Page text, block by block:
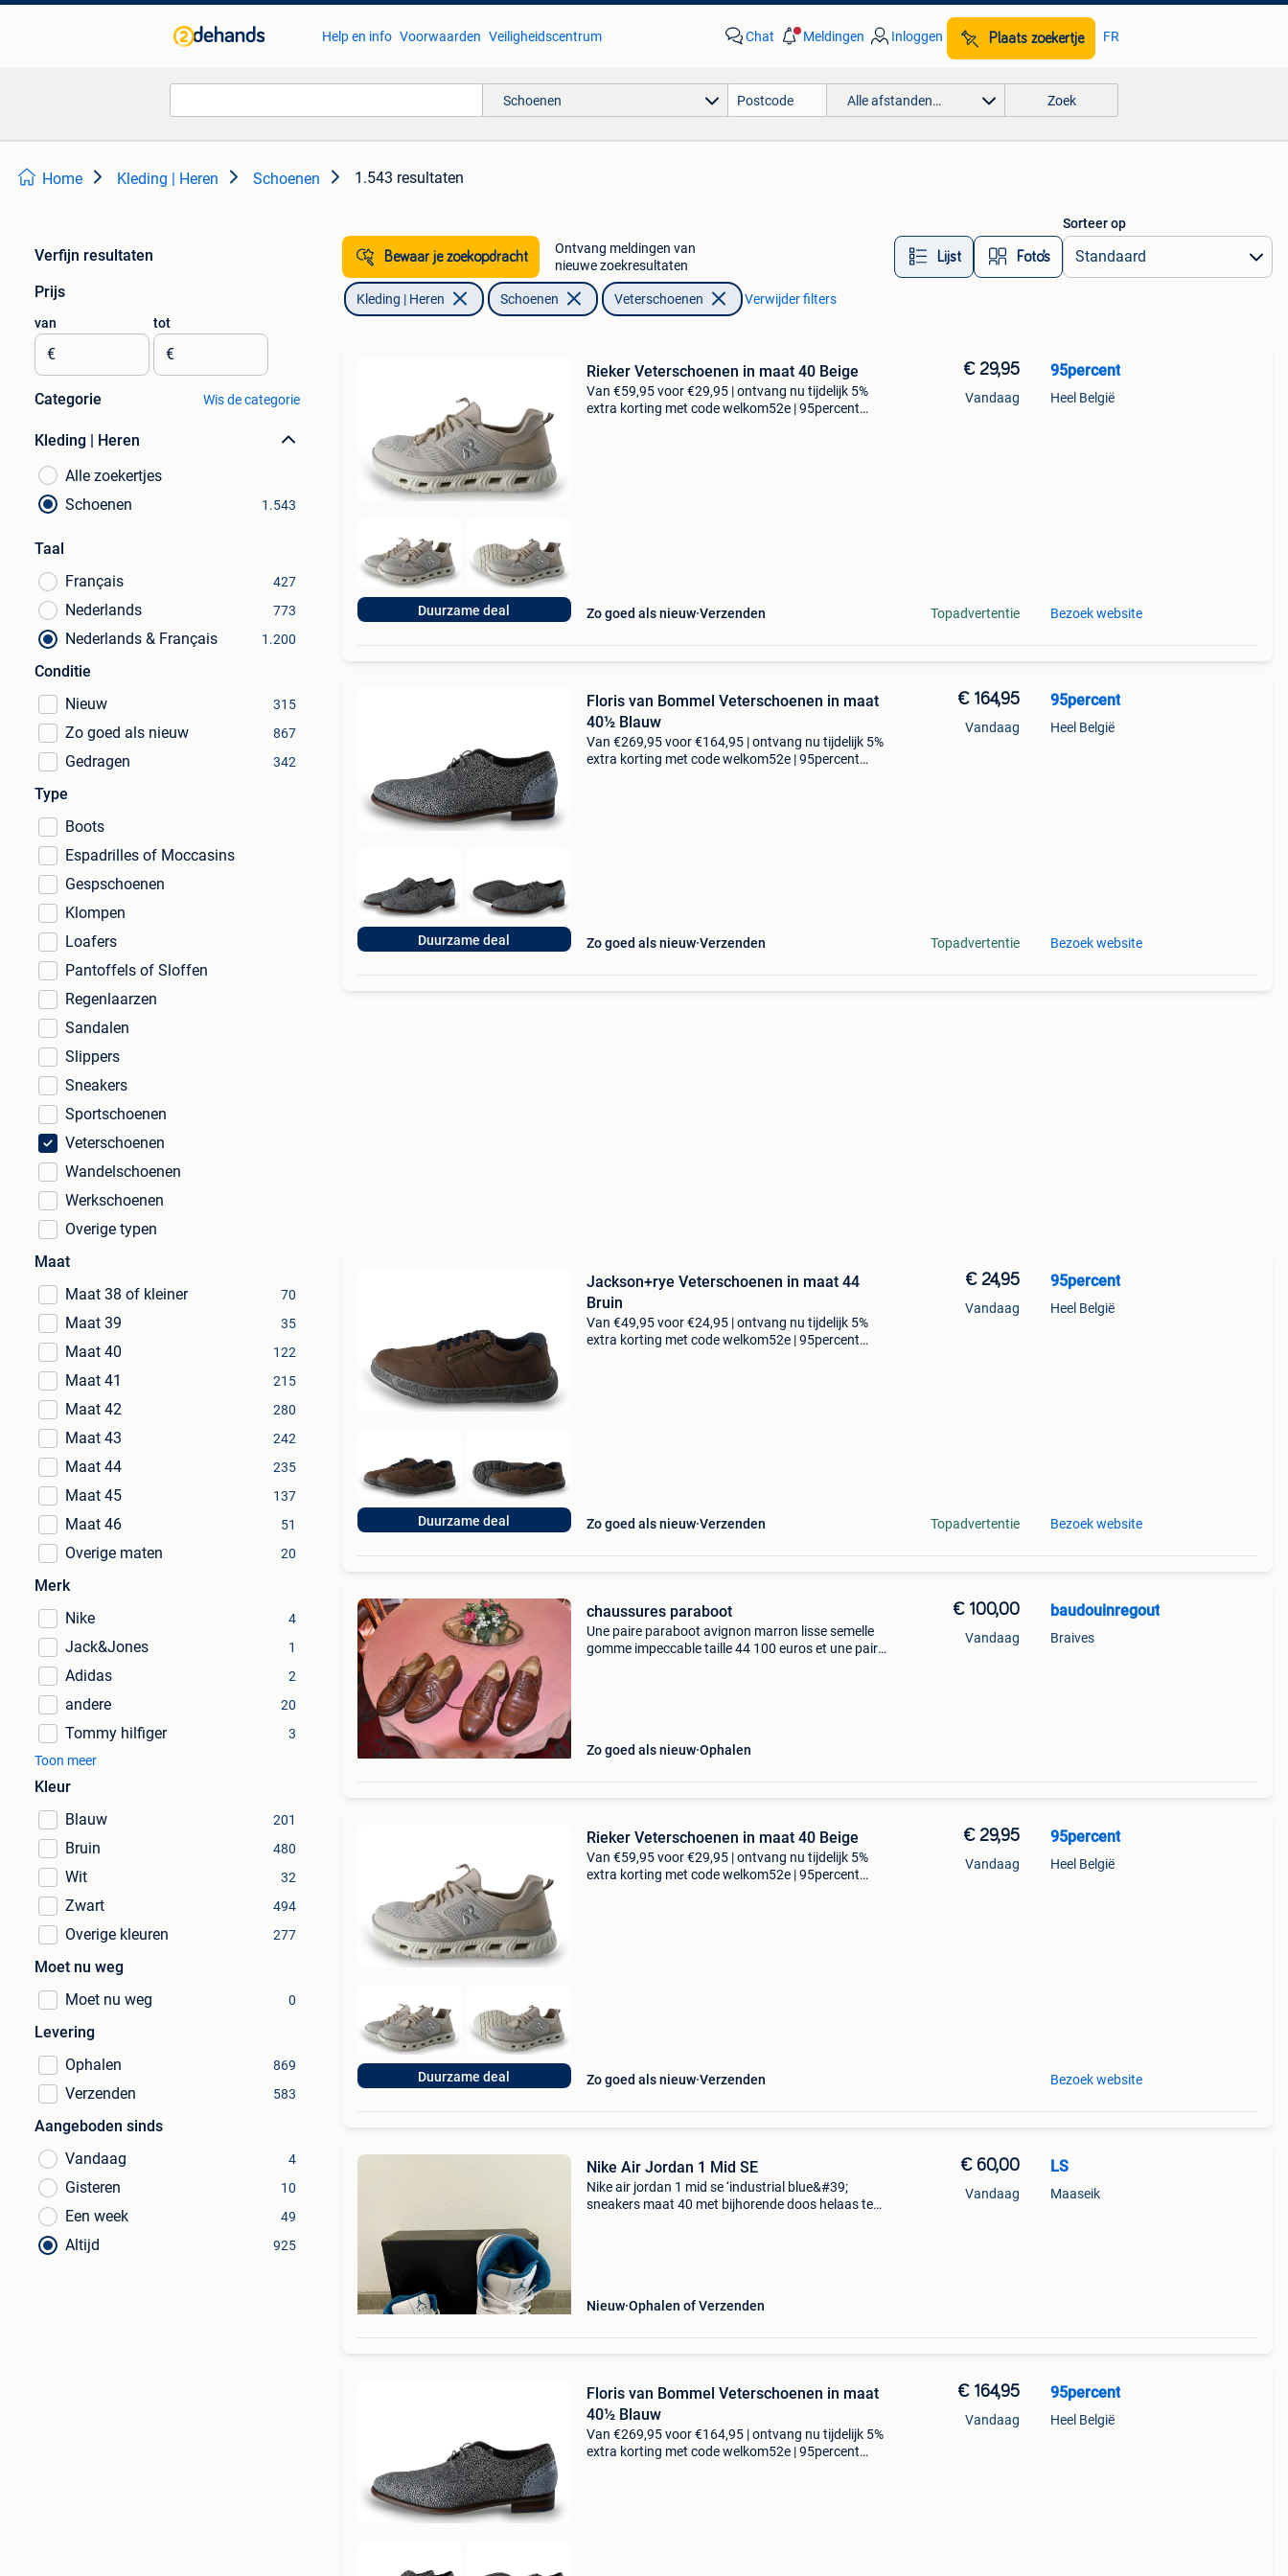
Help en info Voorwaarden Veiligheidscentrum Chat Meldingen Inloggen Plaats zoekertje FR
Schoenen Alle afstanden… Zoek
Home Kleding | Heren Schoenen 1.543 resultaten
Verfijn resultaten
Prijs
van
€
tot
€
Categorie Wis de categorie
Kleding | Heren
Alle zoekertjes
Schoenen
1.543
Taal
Français
427
Nederlands 773
Nederlands & Français 1.200
Conditie
Nieuw
315
Zo goed als nieuw 867
Gedragen 342
Type
Boots
Espadrilles of Moccasins
Gespschoenen
Klompen
Loafers
Pantoffels of Sloffen
Regenlaarzen
Sandalen
Slippers
Sneakers
Sportschoenen
Veterschoenen
Wandelschoenen
Werkschoenen
Overige typen
Maat
Maat 38 of kleiner
70
Maat 39 35
Maat 40 122
Maat 41 215
Maat 42 280
Maat 43 242
Maat 44 235
Maat 45 137
Maat 46 51
Overige maten 20
Merk
Nike
4
Jack&Jones 1
Adidas 2
andere 20
Tommy hilfiger
3
Toon meer
Kleur
Blauw
201
Bruin 480
Wit 32
Zwart 494
Overige kleuren 277
Moet nu weg
Moet nu weg
0
Levering
Ophalen
869
Verzenden 583
Aangeboden sinds
Vandaag
4
Gisteren 10
Een week 49
Altijd 925
Bewaar je zoekopdracht
Ontvang meldingen van
nieuwe zoekresultaten
Lijst Foto’s
Sorteer op
Kleding | Heren Schoenen Veterschoenen Verwijder filters
Duurzame deal
Rieker Veterschoenen in maat 40 Beige
Van €59,95 voor €29,95 | ontvang nu tijdelijk 5%
extra korting met code welkom52e | 95percent
Zo goed als nieuw Verzenden
€ 29,95
Vandaag
Topadvertentie
95percent
Heel België
Bezoek website
Duurzame deal
Floris van Bommel Veterschoenen in maat
40½ Blauw
Van €269,95 voor €164,95 | ontvang nu tijdelijk 5%
extra korting met code welkom52e | 95percent
Zo goed als nieuw Verzenden
€ 164,95
Vandaag
Topadvertentie
95percent
Heel België
Bezoek website
Duurzame deal
Jackson+rye Veterschoenen in maat 44
Bruin
Van €49,95 voor €24,95 | ontvang nu tijdelijk 5%
extra korting met code welkom52e | 95percent
Zo goed als nieuw Verzenden
€ 24,95
Vandaag
Topadvertentie
95percent
Heel België
Bezoek website
chaussures paraboot
Une paire paraboot avignon marron lisse semelle
gomme impeccable taille 44 100 euros et une paire
Zo goed als nieuw Ophalen
€ 100,00
Vandaag
baudouinregout
Braives
Duurzame deal
Rieker Veterschoenen in maat 40 Beige
Van €59,95 voor €29,95 | ontvang nu tijdelijk 5%
extra korting met code welkom52e | 95percent
Zo goed als nieuw Verzenden
€ 29,95
Vandaag
95percent
Heel België
Bezoek website
Nike Air Jordan 1 Mid SE
Nike air jordan 1 mid se ‘industrial blue&#39;
sneakers maat 40 met bijhorende doos helaas te
Nieuw Ophalen of Verzenden
€ 60,00
Vandaag
LS
Maaseik
Floris van Bommel Veterschoenen in maat
40½ Blauw
Van €269,95 voor €164,95 | ontvang nu tijdelijk 5%
extra korting met code welkom52e | 95percent
€ 164,95
Vandaag
95percent
Heel België